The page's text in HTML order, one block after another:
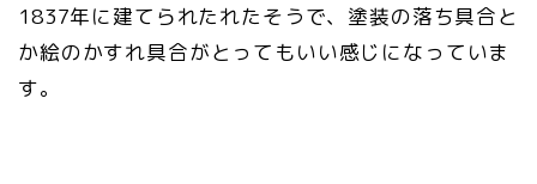
1837年に建てられたれたそうで、塗装の落ち具合と
か絵のかすれ具合がとってもいい感じになっていま
す。